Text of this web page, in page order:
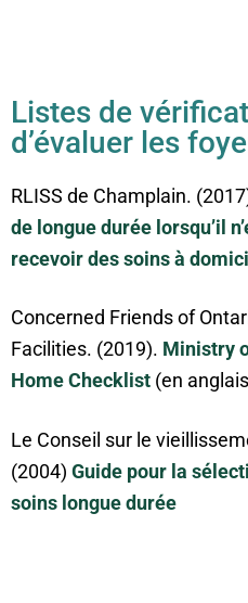
Listes de
d’évaluer les
RLISS de Champlain.
de longue durée lorsqu’il
recevoir des soins à
Concerned Friends of
Facilities. (2019). Ministry
Home Checklist (en
Le Conseil sur le
(2004) Guide pour la
soins longue durée